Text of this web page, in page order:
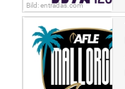
Bild: entradas.com